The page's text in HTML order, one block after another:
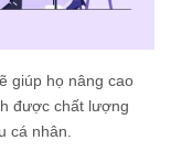
giúp họ nâng cao
được chất lượng
cá nhân.